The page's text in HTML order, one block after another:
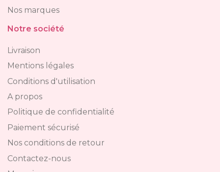
Nos marques
Notre société
Livraison
Mentions légales
Conditions d'utilisation
A propos
Politique de confidentialité
Paiement sécurisé
Nos conditions de retour
Contactez-nous